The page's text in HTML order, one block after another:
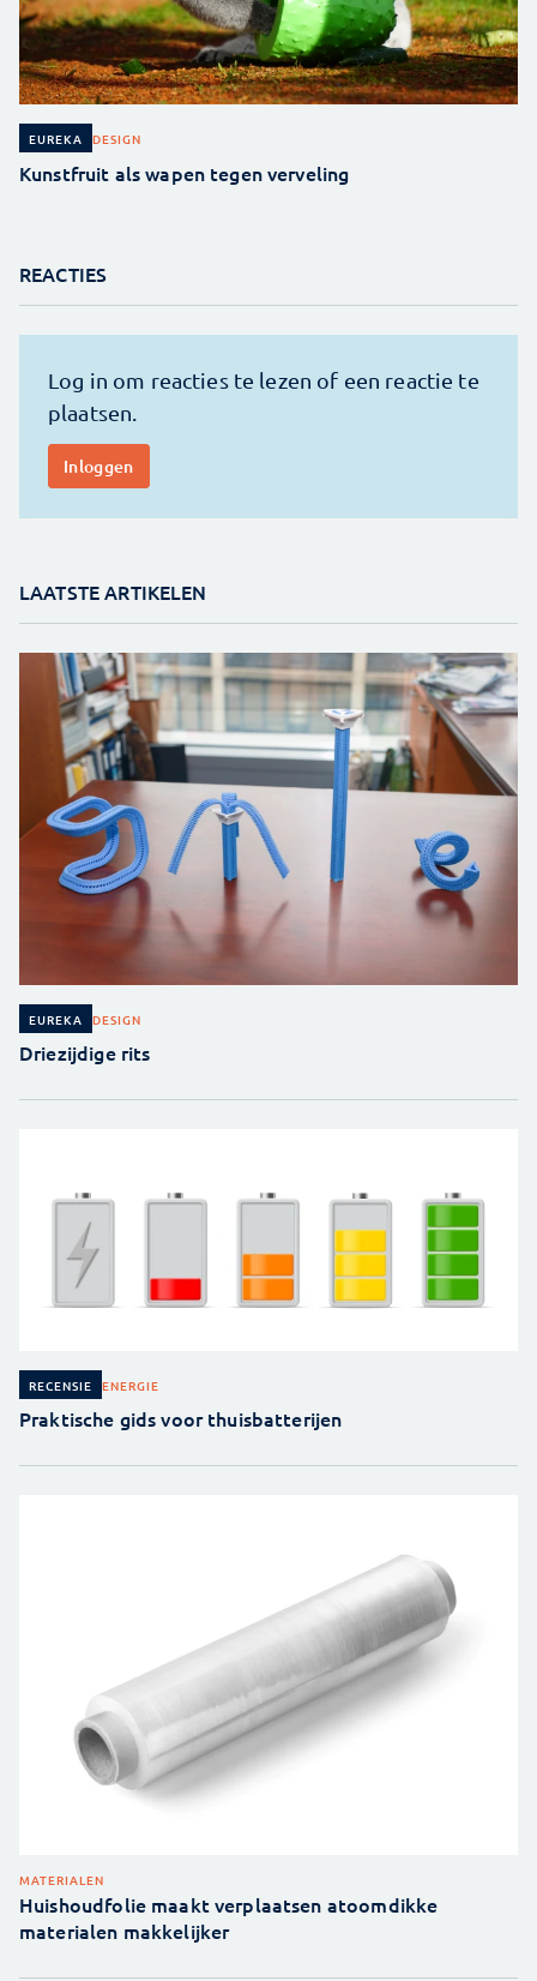
EUREKA DESIGN
Kunstfruit als wapen tegen verveling
REACTIES
LAATSTE ARTIKELEN
EUREKA DESIGN
Driezijdige rits
RECENSIE ENERGIE
Praktische gids voor thuisbatterijen
MATERIALEN
Huishoudfolie maakt verplaatsen atoomdikke
materialen makkelijker